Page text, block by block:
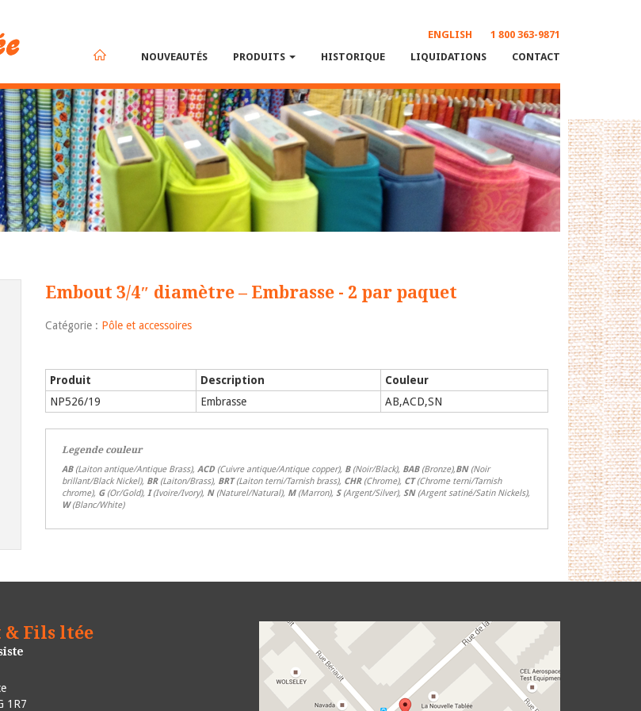
ENGLISH
1 800 363-9871
NOUVEAUTÉS
PRODUITS HISTORIQUE LIQUIDATIONS CONTACT
Embout 3/4″ diamètre – Embrasse - 2 par paquet
Catégorie : Pôle et accessoires
Produit Description
Couleur
NP526/19
Embrasse AB,ACD,SN
Legende couleur
AB(Laiton antique/Antique Brass), ACD(Cuivre antique/Antique copper), B(Noir/Black), BAB(Bronze),BN(Noir
brillant/Black Nickel), BR (Laiton/Brass), BRT(Laiton terni/Tarnish brass), CHR(Chrome), CT(Chrome terni/Tarnish
chrome), G(Or/Gold), I (Ivoire/Ivory), N(Naturel/Natural), M(Marron), S(Argent/Silver), SN(Argent satiné/Satin Nickels),
W(Blanc/White)
& Fils ltée
1R7